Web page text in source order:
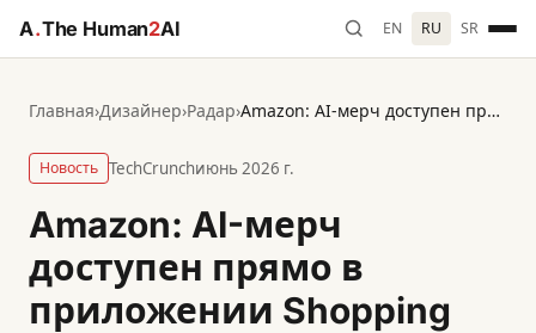
A.The Human2AI EN RU SR
Главная›Дизайнер›Радар› Amazon: AI-мерч доступен прямо в приложении Shopping
Новость TechCrunchиюнь 2026 г.
Amazon: AI-мерч
доступен прямо в
приложении Shopping